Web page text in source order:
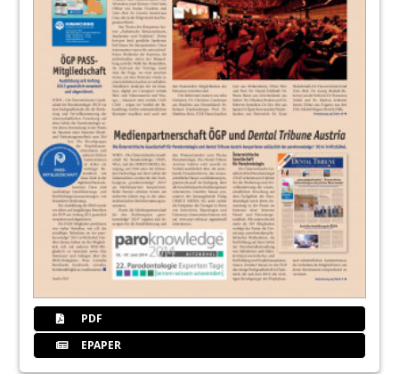
PDF
EPAPER